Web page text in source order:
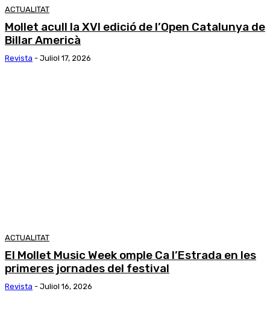
ACTUALITAT
Mollet acull la XVI edició de l’Open Catalunya de
Billar Americà
Revista - Juliol 17, 2026
ACTUALITAT
El Mollet Music Week omple Ca l’Estrada en les
primeres jornades del festival
Revista - Juliol 16, 2026